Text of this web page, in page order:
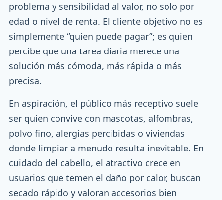
problema y sensibilidad al valor, no solo por
edad o nivel de renta. El cliente objetivo no es
simplemente “quien puede pagar”; es quien
percibe que una tarea diaria merece una
solución más cómoda, más rápida o más
precisa.
En aspiración, el público más receptivo suele
ser quien convive con mascotas, alfombras,
polvo fino, alergias percibidas o viviendas
donde limpiar a menudo resulta inevitable. En
cuidado del cabello, el atractivo crece en
usuarios que temen el daño por calor, buscan
secado rápido y valoran accesorios bien